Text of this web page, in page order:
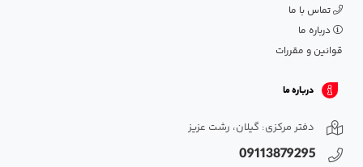
تماس با ما
درباره ما
قوانین و مقررات
درباره ما
دفتر مرکزی: گیلان، رشت عزیز
09113879295